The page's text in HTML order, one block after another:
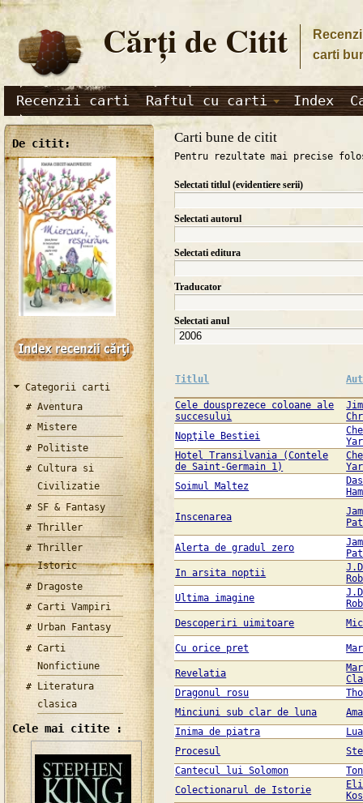
Cărţi de Citit
carti
Recenzii carti Raftul cu carti Index
De citit:
Categorii carti
Aventura
Mistere
Politiste
Cultura si
Civilizatie
SF & Fantasy
Thriller
Thriller
Istoric
Dragoste
Carti Vampiri
Urban Fantasy
Carti
Nonfictiune
Literatura
clasica
Cele mai citite :
Carti bune de citit
Pentru rezultate mai precise
Selectati titlul (evidentiere serii)
Selectati autorul
Selectati editura
Traducator
Selectati anul
Titlul
Cele dousprezece coloane ale
succesului
Nopţile Bestiei
Hotel Transilvania (Contele
de Saint-Germain 1)
Soimul Maltez
Inscenarea
Alerta de gradul zero
In arsita noptii
Ultima imagine
Descoperiri uimitoare
Cu orice pret
Revelatia
Dragonul rosu
Minciuni sub clar de luna
Inima de piatra
Procesul
Cantecul lui Solomon
Colectionarul de Istorie